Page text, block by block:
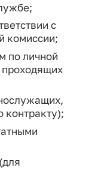
с
комиссии;
по личной